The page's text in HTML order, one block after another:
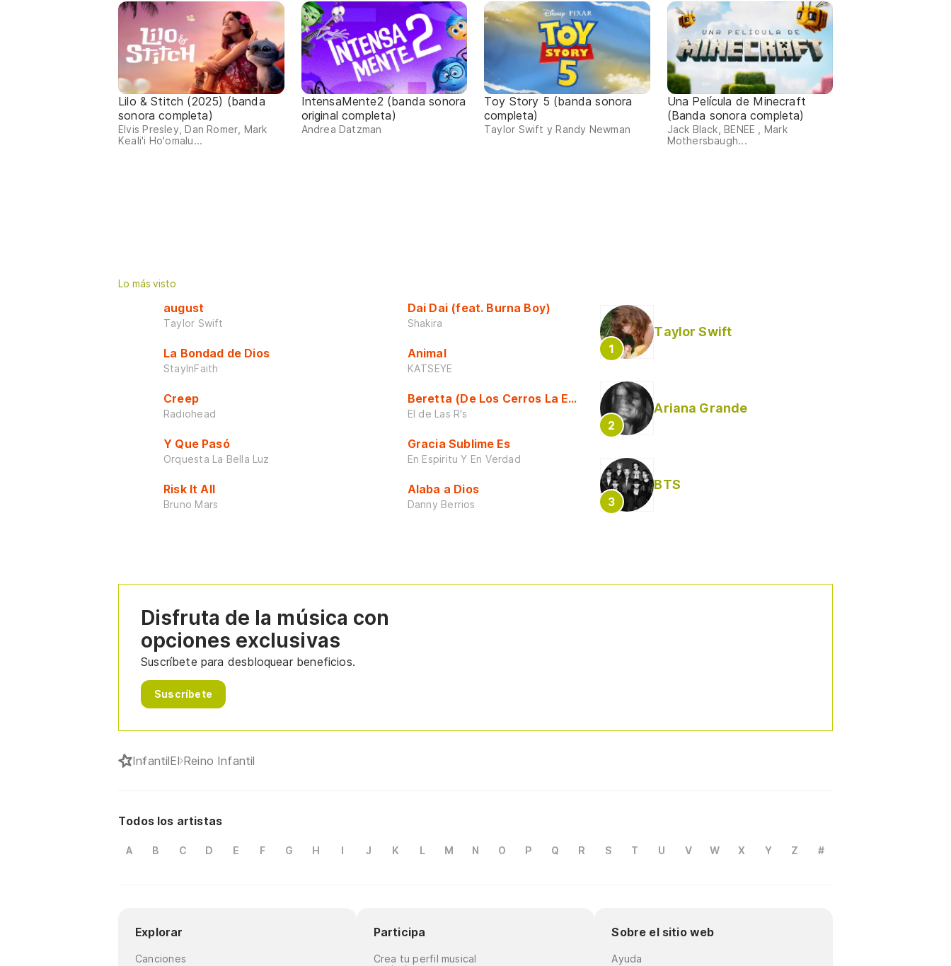
Lilo & Stitch (2025) (banda
sonora completa)
Elvis Presley, Dan Romer, Mark
Keali'i Ho'omalu...
IntensaMente2 (banda sonora
original completa)
Andrea Datzman
Toy Story 5 (banda sonora
completa)
Taylor Swift y Randy Newman
Una Película de Minecraft
(Banda sonora completa)
Jack Black, BENEE , Mark
Mothersbaugh...
Lo más visto
august
Taylor Swift
La Bondad de Dios
StayInFaith
Creep
Radiohead
Y Que Pasó
Orquesta La Bella Luz
Risk It All
Bruno Mars
Dai Dai (feat. Burna Boy)
Shakira
Animal
KATSEYE
Beretta (De Los Cerros La Escuela)
El de Las R's
Gracia Sublime Es
En Espiritu Y En Verdad
Alaba a Dios
Danny Berrios
Taylor Swift
Ariana Grande
BTS
Disfruta de la música con
opciones exclusivas
Suscríbete para desbloquear beneficios.
Suscríbete
InfantilEl Reino Infantil
Todos los artistas
A B C D E F G H I J K L M N O P Q R S T U V W X Y Z #
Explorar
Canciones
Participa
Crea tu perfil musical
Sobre el sitio web
Ayuda